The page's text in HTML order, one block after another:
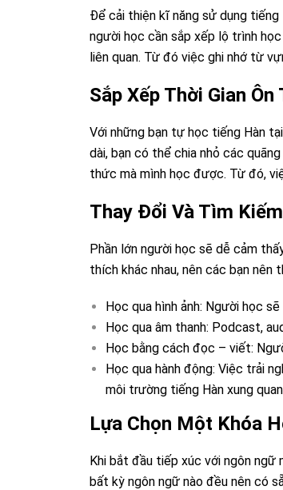
Để cải thiện kĩ năng sử dụng tiếng
người học cần sắp xếp lộ trình
liên quan. Từ đó việc ghi nhớ từ
Sắp Xếp Thời Gian Ôn
Với những bạn tự học tiếng Hàn
dài, bạn có thể chia nhỏ các
thức mà mình học được. Từ đó,
Thay Đổi Và Tìm
Phần lớn người học sẽ dễ cảm
thích khác nhau, nên các bạn
Học qua hình ảnh: Người học
Học qua âm thanh: Podcast,
Học bằng cách đọc – viết:
Học qua hành động: Việc trải
môi trường tiếng Hàn xung
Lựa Chọn Một Khóa
Khi bắt đầu tiếp xúc với ngôn ngữ
bất kỳ ngôn ngữ nào đều nên có